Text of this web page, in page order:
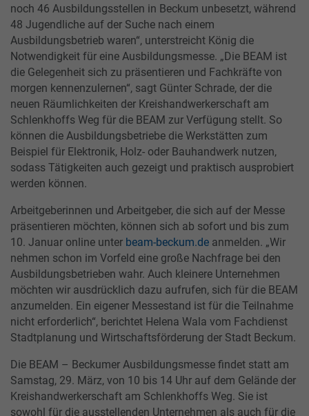
noch 46 Ausbildungsstellen in Beckum unbesetzt, während
48 Jugendliche auf der Suche nach einem
Ausbildungsbetrieb waren“, unterstreicht König die
Notwendigkeit für eine Ausbildungsmesse. „Die BEAM ist
die Gelegenheit sich zu präsentieren und Fachkräfte von
morgen kennenzulernen“, sagt Günter Schrade, der die
neuen Räumlichkeiten der Kreishandwerkerschaft am
Schlenkhoffs Weg für die BEAM zur Verfügung stellt. So
können die Ausbildungsbetriebe die Werkstätten zum
Beispiel für Elektronik, Holz- oder Bauhandwerk nutzen,
sodass Tätigkeiten auch gezeigt und praktisch ausprobiert
werden können.
Arbeitgeberinnen und Arbeitgeber, die sich auf der Messe
präsentieren möchten, können sich ab sofort und bis zum
10. Januar online unter beam-beckum.de anmelden. „Wir
nehmen schon im Vorfeld eine große Nachfrage bei den
Ausbildungsbetrieben wahr. Auch kleinere Unternehmen
möchten wir ausdrücklich dazu aufrufen, sich für die BEAM
anzumelden. Ein eigener Messestand ist für die Teilnahme
nicht erforderlich“, berichtet Helena Wala vom Fachdienst
Stadtplanung und Wirtschaftsförderung der Stadt Beckum.
Die BEAM – Beckumer Ausbildungsmesse findet statt am
Samstag, 29. März, von 10 bis 14 Uhr auf dem Gelände der
Kreishandwerkerschaft am Schlenkhoffs Weg. Sie ist
sowohl für die ausstellenden Unternehmen als auch für die